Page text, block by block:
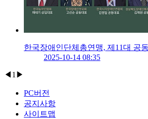
한국장애인단체총연맹, 제11대 공
2025-10-14 08:35
◀ 1 ▶
PC버전
공지사항
사이트맵